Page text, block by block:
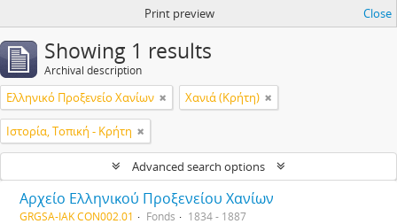
Print preview Close
Showing 1 results
Archival description
Ελληνικό Προξενείο Χανίων Χανιά (Κρήτη)
Ιστορία, Τοπική - Κρήτη
Advanced search options
Αρχείο Ελληνικού Προξενείου Χανίων
GRGSA-IAK CON002.01 Fonds 1834 - 1887